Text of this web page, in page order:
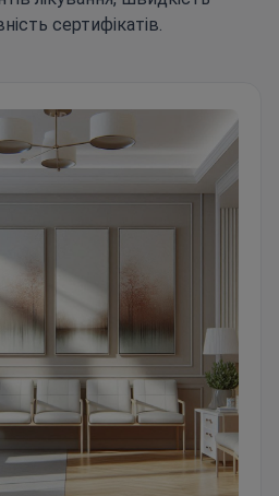
сертифікатів.